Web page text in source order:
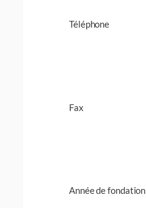
Téléphone
Fax
Année de fondation